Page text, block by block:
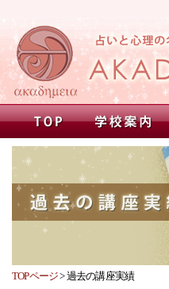
TOPページ>過去の講座実績